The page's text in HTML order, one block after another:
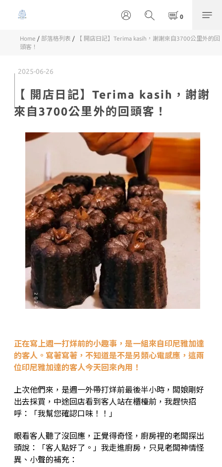
Home / 部落格列表 /
【 開店日記】Terima kasih，謝謝來自3700公里外的回
頭客！
2025-06-26
【 開店日記】Terima kasih，謝謝
來自3700公里外的回頭客！
正在寫上週一打烊前的小趣事，是一組來自印尼雅加達
的客人。寫著寫著，不知道是不是另類心電感應，這兩
位印尼雅加達的客人今天回來內用！
上次他們來，是週一外帶打烊前最後半小時，闆娘剛好
出去採買，中途回店看到客人站在櫃檯前，我趕快招
呼：「我幫您確認口味！！」
眼看客人聽了沒回應，正覺得奇怪，廚房裡的老闆探出
頭說：「客人點好了。」我走進廚房，只見老闆神情怪
異、小聲的補充：